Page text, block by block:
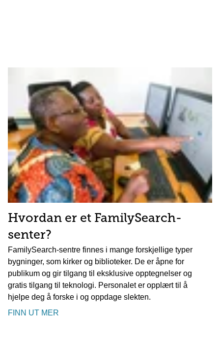
Hvordan er et FamilySearch-
senter?
FamilySearch-sentre finnes i mange forskjellige typer
bygninger, som kirker og biblioteker. De er åpne for
publikum og gir tilgang til eksklusive opptegnelser og
gratis tilgang til teknologi. Personalet er opplært til å
hjelpe deg å forske i og oppdage slekten.
FINN UT MER